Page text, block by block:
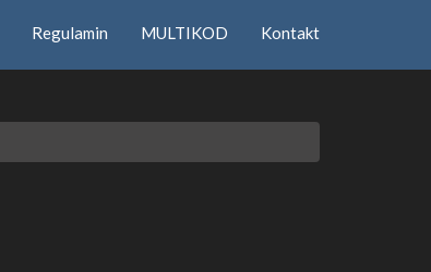
Regulamin MULTIKOD Kontakt